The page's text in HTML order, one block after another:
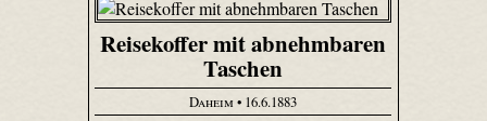
Reisekoffer mit abnehmbaren
Taschen
Daheim• 16.6.1883